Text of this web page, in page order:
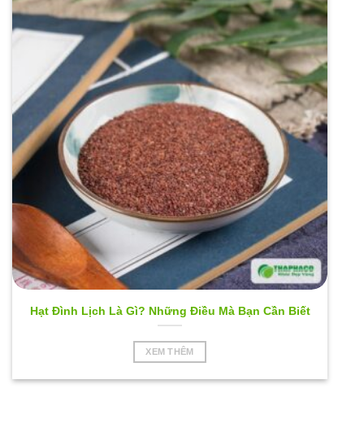
Hạt Đình Lịch Là Gì? Những Điều Mà Bạn Cần Biết
XEM THÊM